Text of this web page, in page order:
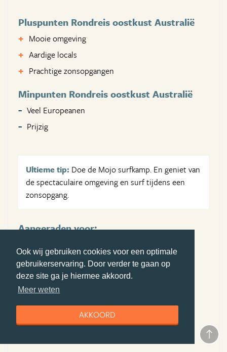
Ook wij gebruiken cookies voor een optimale
gebruikerservaring. Door verder te gaan op
deze site ga je hiermee akkoord.
Meer weten
AKKOORD
Pluspunten Rondreis oostkust Australië
Mooie omgeving
Aardige locals
Prachtige zonsopgangen
Minpunten Rondreis oostkust Australië
Veel Europeanen
Prijzig
Ultieme tip: Doe de Mojo surfkamp. En geniet van
de spectaculaire omgeving en surf tijdens een
zonsopgang.
Aangeraden voor:
Stellen,
Vriendengroep,
Avonturiers,
Budget reizigers,
Natuurliefhebbers,